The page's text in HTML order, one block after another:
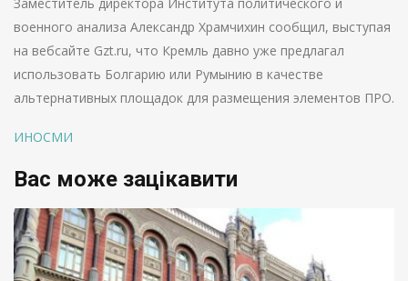
военного анализа Александр Храмчихин сообщил, выступая
на вебсайте Gzt.ru, что Кремль давно уже предлагал
использовать Болгарию или Румынию в качестве
альтернативных площадок для размещения элементов ПРО.
ИНОСМИ
Вас може зацікавити